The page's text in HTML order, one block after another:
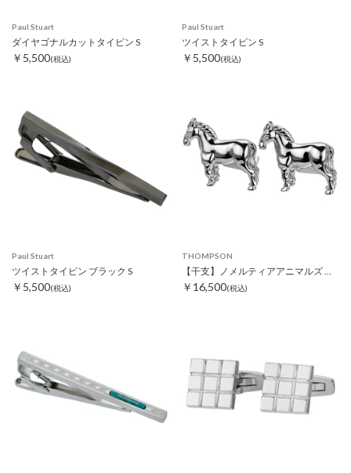
Paul Stuart
ダイヤゴナルカットタイピン S
￥5,500(税込)
Paul Stuart
ツイストタイピン S
￥5,500(税込)
Paul Stuart
ツイストタイピン ブラック S
￥5,500(税込)
THOMPSON
￥16,500(税込)